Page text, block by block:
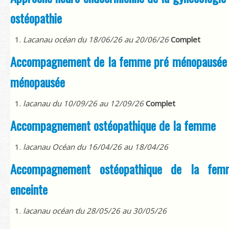
Contact
Rechercher
ostéopathie
Lacanau océan du 18/06/26 au 20/06/26 Complet
Accompagnement de la femme pré
ménopausée
lacanau du 10/09/26 au 12/09/26 Complet
Accompagnement ostéopathique de la femme
lacanau Océan du 16/04/26 au 18/04/26
Accompagnement ostéopathique de la
enceinte
lacanau océan du 28/05/26 au 30/05/26